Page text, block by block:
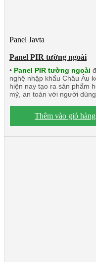
Panel Javta
Panel PIR tường ngoài
• Panel PIR tường ngoài
nghệ nhập khẩu Châu Âu
hiện nay tạo ra sản phẩm
mỹ, an toàn với người
cách nhiệt đạt tiêu chuẩn
Panel PIR tường ngoài rất
Thêm vào giỏ hàng